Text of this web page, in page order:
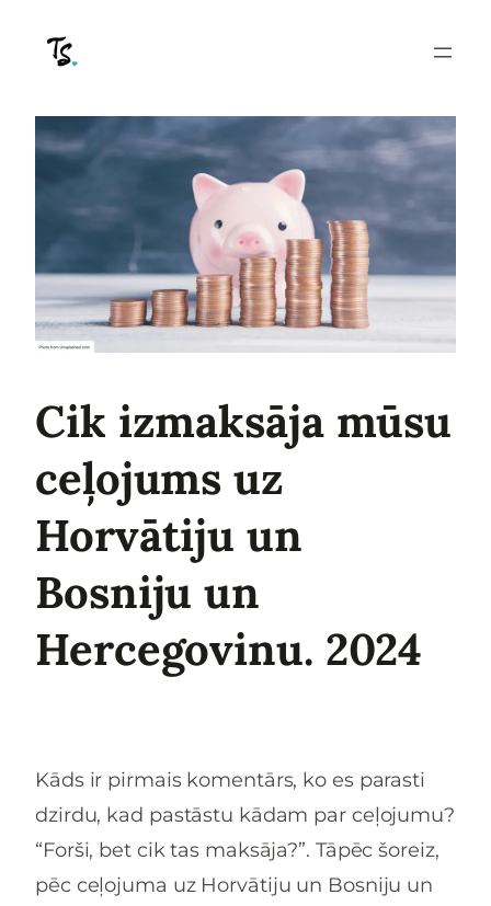
Cik izmaksāja mūsu
ceļojums uz
Horvātiju un
Bosniju un
Hercegovinu. 2024
Kāds ir pirmais komentārs, ko es parasti
dzirdu, kad pastāstu kādam par ceļojumu?
“Forši, bet cik tas maksāja?”. Tāpēc šoreiz,
pēc ceļojuma uz Horvātiju un Bosniju un